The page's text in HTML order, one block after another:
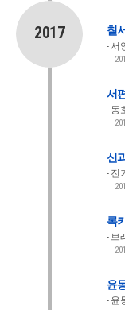
2017 칠서
서
서
동
신
진
록
브
윤
윤